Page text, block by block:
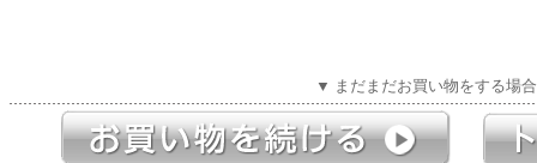
▼ まだまだお買い物をする場